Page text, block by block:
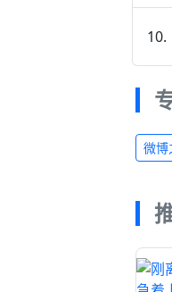
微博